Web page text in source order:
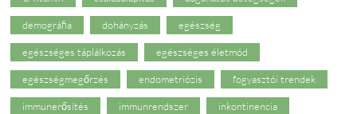
demográfia dohányzás egészség
egészséges táplálkozás egészséges életmód
egészségmegőrzés endometriózis fogyasztói trendek
immunerősítés immunrendszer inkontinencia